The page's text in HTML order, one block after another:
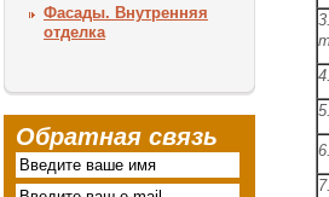
Фасады. Внутренняя
отделка
Обратная связь